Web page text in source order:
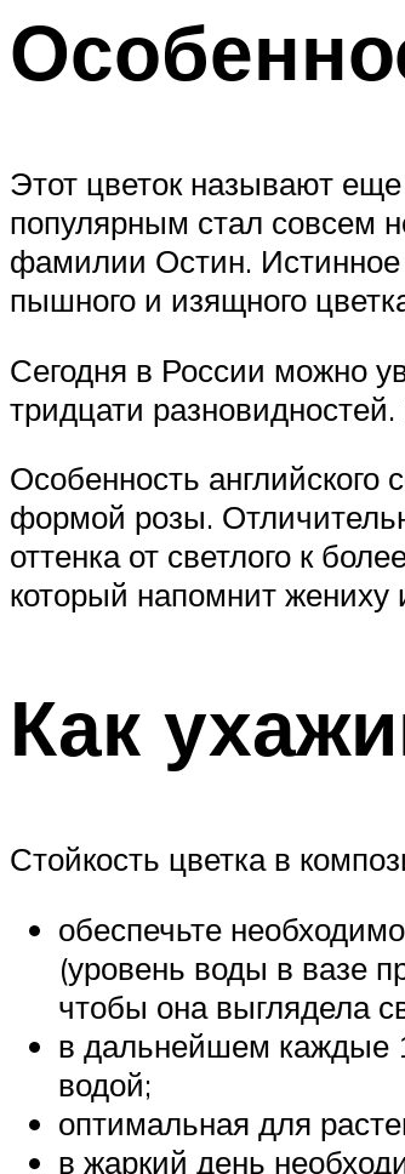
Этот цветок называют
популярным стал совсем
фамилии Остин. Истинное
пышного и изящного
Сегодня в России можно
тридцати
Особенность английского
формой розы.
оттенка от светлого к
который напомнит жениху
Как
Стойкость цветка в
обеспечьте
(уровень воды в вазе
чтобы она выглядела
в дальнейшем каждые
водой;
оптимальная для
в жаркий день